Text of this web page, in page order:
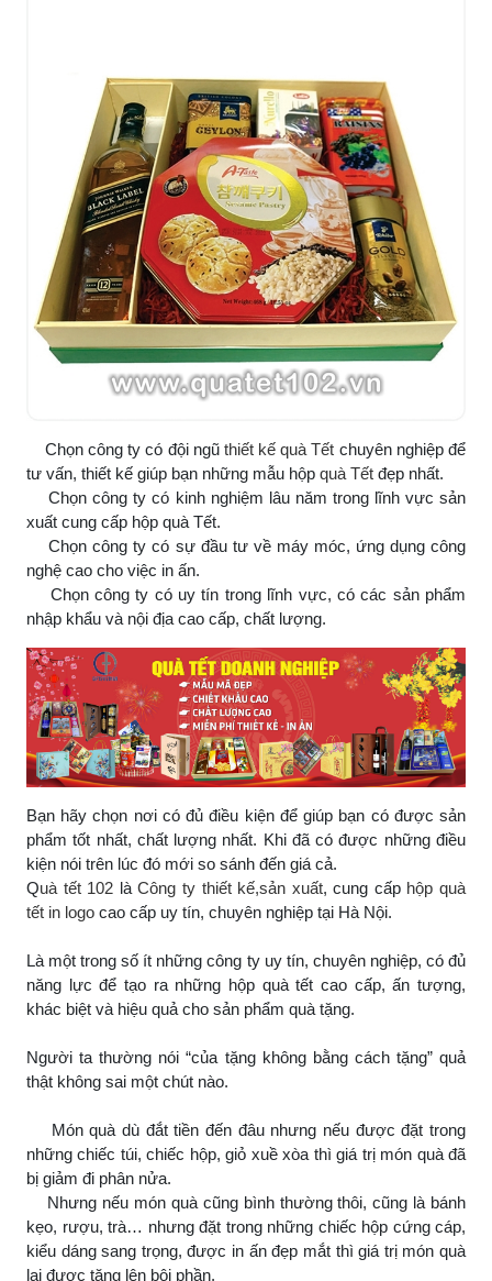
Chọn công ty có đội ngũ thiết kế quà Tết chuyên nghiệp để
tư vấn, thiết kế giúp bạn những mẫu hộp quà Tết đẹp nhất.
Chọn công ty có kinh nghiệm lâu năm trong lĩnh vực sản
xuất cung cấp hộp quà Tết.
Chọn công ty có sự đầu tư về máy móc, ứng dụng công
nghệ cao cho việc in ấn.
Chọn công ty có uy tín trong lĩnh vực, có các sản phẩm
nhập khẩu và nội địa cao cấp, chất lượng.
Bạn hãy chọn nơi có đủ điều kiện để giúp bạn có được sản
phẩm tốt nhất, chất lượng nhất. Khi đã có được những điều
kiện nói trên lúc đó mới so sánh đến giá cả.
Quà tết 102 làCông ty thiết kế,sản xuất, cung cấp hộp quà
tết in logo cao cấp uy tín, chuyên nghiệp tại Hà Nội.
Là một trong số ít những công ty uy tín, chuyên nghiệp, có đủ
năng lực để tạo ra những hộp quà tết cao cấp, ấn tượng,
khác biệt và hiệu quả cho sản phẩm quà tặng.
Người ta thường nói “của tặng không bằng cách tặng” quả
thật không sai một chút nào.
Món quà dù đắt tiền đến đâu nhưng nếu được đặt trong
những chiếc túi, chiếc hộp, giỏ xuề xòa thì giá trị món quà đã
bị giảm đi phân nửa.
Nhưng nếu món quà cũng bình thường thôi, cũng là bánh
kẹo, rượu, trà… nhưng đặt trong những chiếc hộp cứng cáp,
kiểu dáng sang trọng, được in ấn đẹp mắt thì giá trị món quà
lại được tăng lên bội phần.